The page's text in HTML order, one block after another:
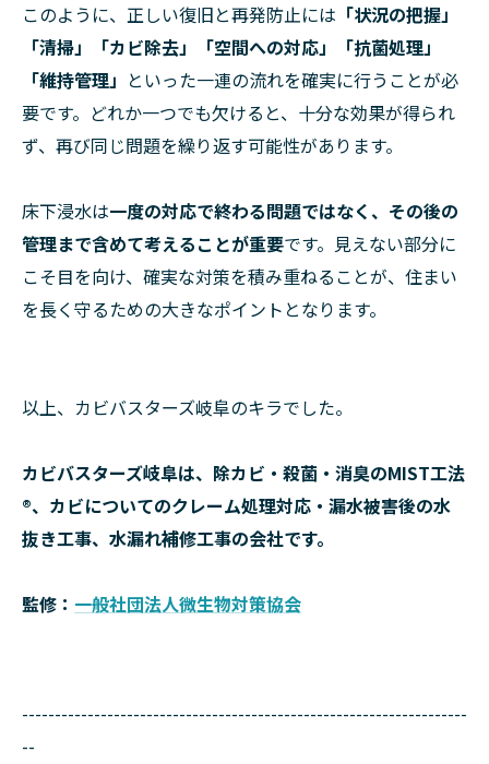
このように、正しい復旧と再発防止には 「状況の把握」
「清掃」「カビ除去」「空間への対応」「抗菌処理」
「維持管理」 といった一連の流れを確実に行うことが必
要です。どれか一つでも欠けると、十分な効果が得られ
ず、再び同じ問題を繰り返す可能性があります。
床下浸水は一度の対応で終わる問題ではなく、その後の
管理まで含めて考えることが重要です。見えない部分に
こそ目を向け、確実な対策を積み重ねることが、住まい
を長く守るための大きなポイントとなります。
以上、カビバスターズ岐阜のキラでした。
カビバスターズ岐阜は、除カビ・殺菌・消臭のMIST工法
®、カビについてのクレーム処理対応・漏水被害後の水
抜き工事、水漏れ補修工事の会社です。
監修： 一般社団法人微生物対策協会
--------------------------------------------------------------------
--